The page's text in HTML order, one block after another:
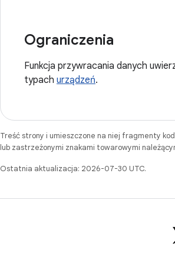
Ograniczenia
Funkcja przywracania danych
typach urządzeń.
Treść strony i umieszczone na niej fragmenty
lub zastrzeżonymi znakami towarowymi
Ostatnia aktualizacja: 2026-07-30 UTC.